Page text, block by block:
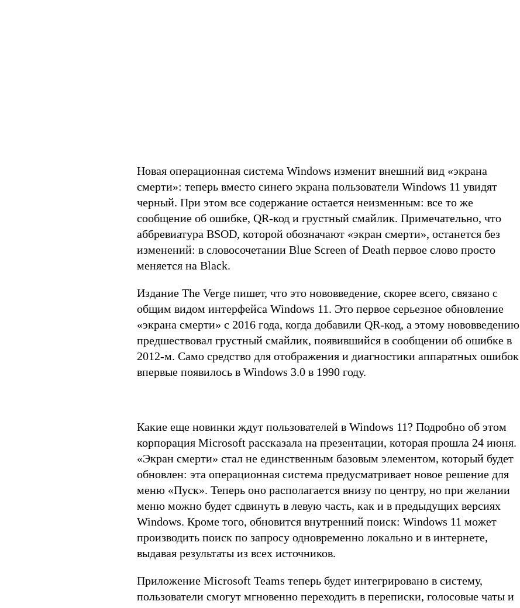
Новая операционная система Windows изменит внешний вид «экрана
смерти»: теперь вместо синего экрана пользователи Windows 11 увидят
черный. При этом все содержание остается неизменным: все то же
сообщение об ошибке, QR-код и грустный смайлик. Примечательно, что
аббревиатура BSOD, которой обозначают «экран смерти», останется без
изменений: в словосочетании Blue Screen of Death первое слово просто
меняется на Black.
Издание The Verge пишет, что это нововведение, скорее всего, связано с
общим видом интерфейса Windows 11. Это первое серьезное обновление
«экрана смерти» с 2016 года, когда добавили QR-код, а этому нововведению
предшествовал грустный смайлик, появившийся в сообщении об ошибке в
2012-м. Само средство для отображения и диагностики аппаратных ошибок
впервые появилось в Windows 3.0 в 1990 году.
Какие еще новинки ждут пользователей в Windows 11? Подробно об этом
корпорация Microsoft рассказала на презентации, которая прошла 24 июня.
«Экран смерти» стал не единственным базовым элементом, который будет
обновлен: эта операционная система предусматривает новое решение для
меню «Пуск». Теперь оно располагается внизу по центру, но при желании
меню можно будет сдвинуть в левую часть, как и в предыдущих версиях
Windows. Кроме того, обновится внутренний поиск: Windows 11 может
производить поиск по запросу одновременно локально и в интернете,
выдавая результаты из всех источников.
Приложение Microsoft Teams теперь будет интегрировано в систему,
пользователи смогут мгновенно переходить в переписки, голосовые чаты и